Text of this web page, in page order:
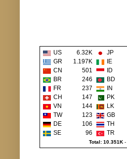
US 6.32K JP
GR
1.197K IE
CN
501 ID
BR
246 BD
FR
237 IN
CH
147 PK
VN
144 LK
TW
123 GB
DE
106 TH
SE
96 TR
Total: 10.351K-